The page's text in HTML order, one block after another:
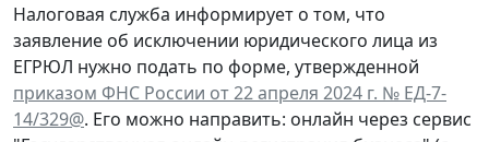
Налоговая служба информирует о том, что
заявление об исключении юридического лица из
ЕГРЮЛ нужно подать по форме, утвержденной
приказом ФНС России от 22 апреля 2024 г. № ЕД-7-
14/329@. Его можно направить: онлайн через сервис